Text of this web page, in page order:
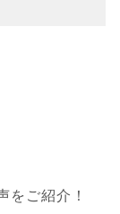
をご紹介！